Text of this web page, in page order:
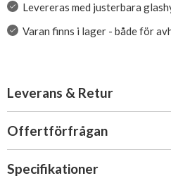
Levereras med justerbara
Varan finns i lager - både för
Leverans & Retur
Offertförfrågan
Specifikationer